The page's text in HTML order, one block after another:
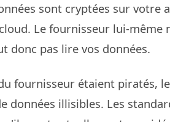
sont cryptées sur votre
Le fournisseur lui-même
donc pas lire vos données.
fournisseur étaient piratés,
données illisibles. Les